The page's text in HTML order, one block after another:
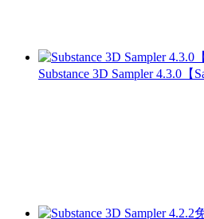
Substance 3D Sampler 4.3.0【